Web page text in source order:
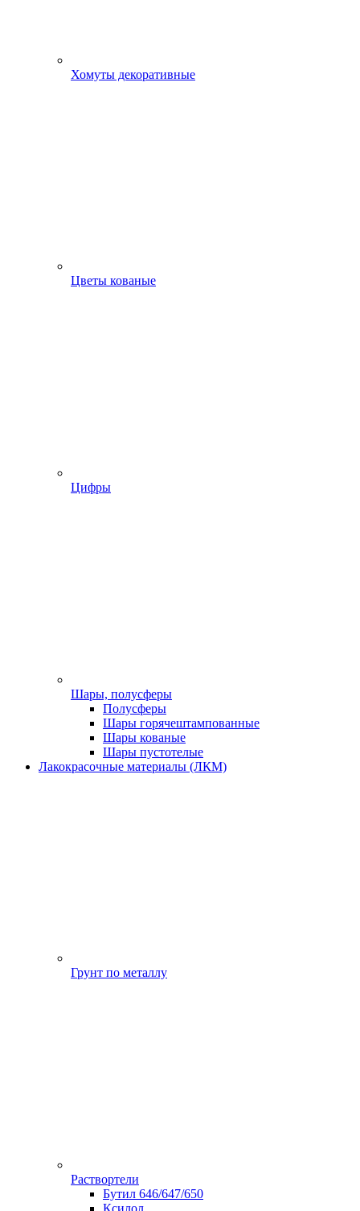
Хомуты декоративные
Цветы кованые
Цифры
Шары, полусферы
Полусферы
Шары горячештампованные
Шары кованые
Шары пустотелые
Лакокрасочные материалы (ЛКМ)
Грунт по металлу
Раствортели
Бутил 646/647/650
Ксилол